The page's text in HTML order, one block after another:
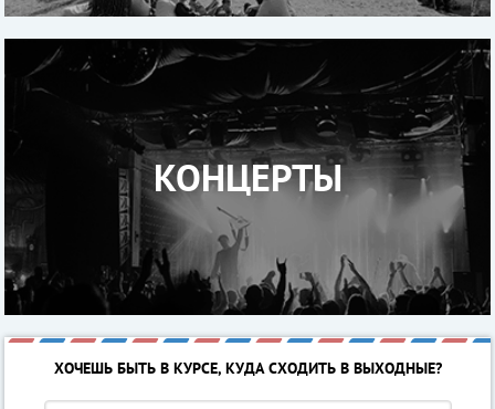
КОНЦЕРТЫ
ХОЧЕШЬ БЫТЬ В КУРСЕ, КУДА СХОДИТЬ В ВЫХОДНЫЕ?